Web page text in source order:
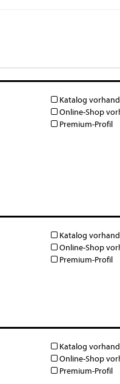
Katalog
Online-Shop
Premium-Profil
Katalog
Online-Shop
Premium-Profil
Katalog
Online-Shop
Premium-Profil